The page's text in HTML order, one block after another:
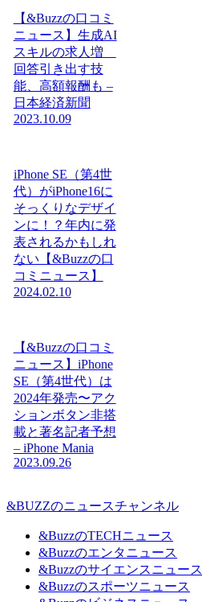
【&Buzzの口コミ
ニュース】生成AI
スキルの求人増
回答引き出す技
能、高額報酬も –
日本経済新聞
2023.10.09
iPhone SE（第4世
代）がiPhone16に
そっくりなデザイ
ンに！？年内に発
表されるかもしれ
ない【&Buzzの口
コミニュース】
2024.02.10
【&Buzzの口コミ
ニュース】iPhone
SE（第4世代）は
2024年発売〜アク
ションボタン非搭
載と著名記者予想
– iPhone Mania
2023.09.26
&BUZZのニュースチャンネル
&BuzzのTECHニュース
&Buzzのエンタニュース
&Buzzのサイエンスニュース
&Buzzのスポーツニュース